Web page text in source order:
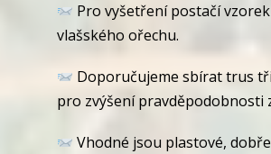
Pro vyšetření postačí
vlašského ořechu.
Doporučujeme sbírat trus
pro zvýšení pravděpodobnosti
Vhodné jsou plastové, dobře